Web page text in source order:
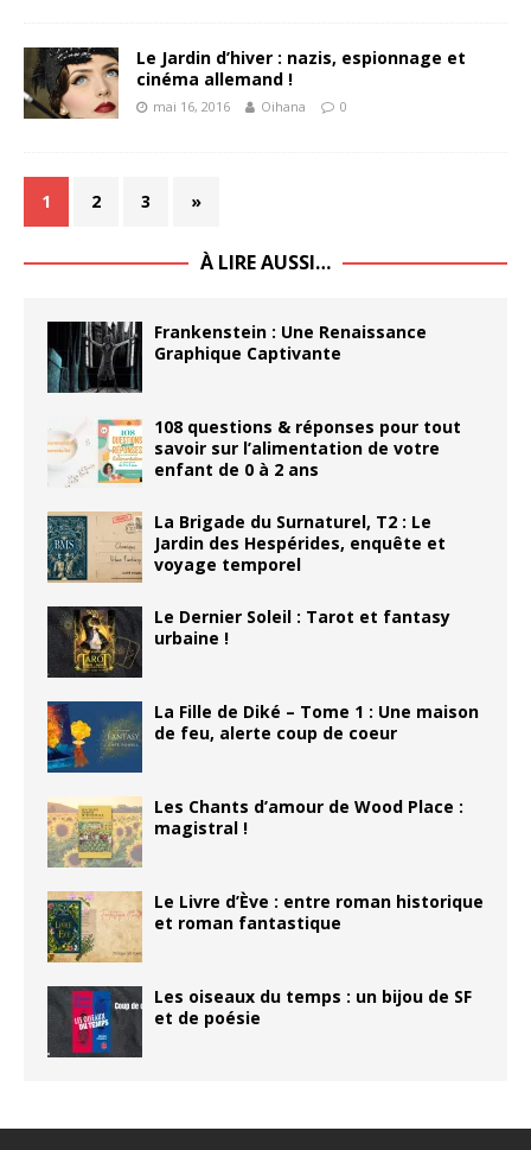
Le Jardin d’hiver : nazis, espionnage et
cinéma allemand !
mai 16, 2016 Oihana 0
1 2 3 »
À LIRE AUSSI…
Frankenstein : Une Renaissance
Graphique Captivante
108 questions & réponses pour tout
savoir sur l’alimentation de votre
enfant de 0 à 2 ans
La Brigade du Surnaturel, T2 : Le
Jardin des Hespérides, enquête et
voyage temporel
Le Dernier Soleil : Tarot et fantasy
urbaine !
La Fille de Diké – Tome 1 : Une maison
de feu, alerte coup de coeur
Les Chants d’amour de Wood Place :
magistral !
Le Livre d’Ève : entre roman historique
et roman fantastique
Les oiseaux du temps : un bijou de SF
et de poésie